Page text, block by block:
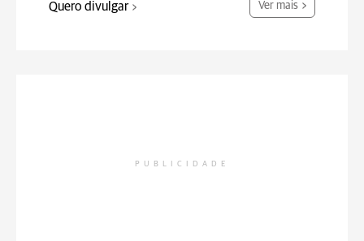
Quero divulgar Ver mais
PUBLICIDADE